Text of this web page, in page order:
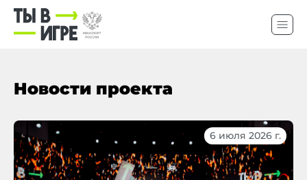
Новости проекта
6 июля 2026 г.